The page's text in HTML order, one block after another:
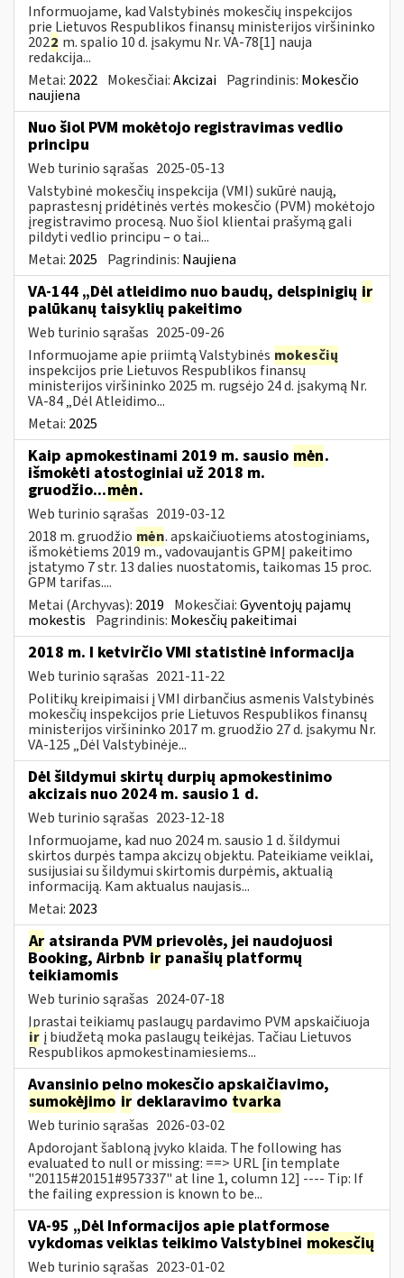
Informuojame, kad Valstybinės mokesčių inspekcijos
prie Lietuvos Respublikos finansų ministerijos viršininko
2022 m. spalio 10 d. įsakymu Nr. VA-78[1] nauja
redakcija...
Metai: 2022 Mokesčiai:Akcizai Pagrindinis: Mokesčio
naujiena
Nuo šiol PVM mokėtojo registravimas vedlio
principu
Web turinio sąrašas 2025-05-13
Valstybinė mokesčių inspekcija (VMI) sukūrė naują,
paprastesnį pridėtinės vertės mokesčio (PVM) mokėtojo
įregistravimo procesą. Nuo šiol klientai prašymą gali
pildyti vedlio principu – o tai...
Metai: 2025 Pagrindinis: Naujiena
VA-144 „Dėl atleidimo nuo baudų, delspinigių ir
palūkanų taisyklių pakeitimo
Web turinio sąrašas 2025-09-26
Informuojame apie priimtą Valstybinės mokesčių
inspekcijos prie Lietuvos Respublikos finansų
ministerijos viršininko 2025 m. rugsėjo 24 d. įsakymą Nr.
VA-84 „Dėl Atleidimo...
Metai: 2025
Kaip apmokestinami 2019 m. sausio mėn.
išmokėti atostoginiai už 2018 m.
gruodžio...mėn.
Web turinio sąrašas 2019-03-12
2018 m. gruodžio mėn. apskaičiuotiems atostoginiams,
išmokėtiems 2019 m., vadovaujantis GPMĮ pakeitimo
įstatymo 7 str. 13 dalies nuostatomis, taikomas 15 proc.
GPM tarifas....
Metai (Archyvas): 2019 Mokesčiai:Gyventojų pajamų
mokestis Pagrindinis: Mokesčių pakeitimai
2018 m. I ketvirčio VMI statistinė informacija
Web turinio sąrašas 2021-11-22
Politikų kreipimaisi į VMI dirbančius asmenis Valstybinės
mokesčių inspekcijos prie Lietuvos Respublikos finansų
ministerijos viršininko 2017 m. gruodžio 27 d. įsakymu Nr.
VA-125 „Dėl Valstybinėje...
Dėl šildymui skirtų durpių apmokestinimo
akcizais nuo 2024 m. sausio 1 d.
Web turinio sąrašas 2023-12-18
Informuojame, kad nuo 2024 m. sausio 1 d. šildymui
skirtos durpės tampa akcizų objektu. Pateikiame veiklai,
susijusiai su šildymui skirtomis durpėmis, aktualią
informaciją. Kam aktualus naujasis...
Metai: 2023
Ar atsiranda PVM prievolės, jei naudojuosi
Booking, Airbnb ir panašių platformų
teikiamomis
Web turinio sąrašas 2024-07-18
Įprastai teikiamų paslaugų pardavimo PVM apskaičiuoja
ir į biudžetą moka paslaugų teikėjas. Tačiau Lietuvos
Respublikos apmokestinamiesiems...
Avansinio pelno mokesčio apskaičiavimo,
sumokėjimo ir deklaravimo tvarka
Web turinio sąrašas 2026-03-02
Apdorojant šabloną įvyko klaida. The following has
evaluated to null or missing: ==> URL [in template
"20115#20151#957337" at line 1, column 12] ---- Tip: If
the failing expression is known to be...
VA-95 „Dėl Informacijos apie platformose
vykdomas veiklas teikimo Valstybinei mokesčių
Web turinio sąrašas 2023-01-02